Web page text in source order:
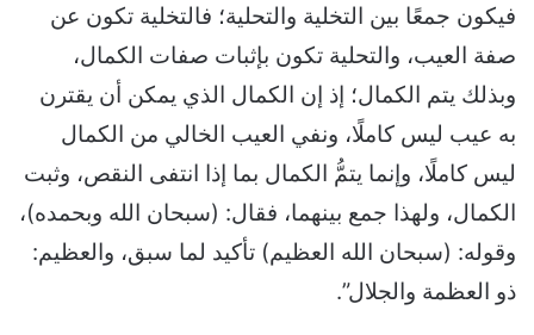
فيكون جمعًا بين التخلية والتحلية؛ فالتخلية تكون عن
صفة العيب، والتحلية تكون بإثبات صفات الكمال،
وبذلك يتم الكمال؛ إذ إن الكمال الذي يمكن أن يقترن
به عيب ليس كاملًا، ونفي العيب الخالي من الكمال
ليس كاملًا، وإنما يتمُّ الكمال بما إذا انتفى النقص، وثبت
الكمال، ولهذا جمع بينهما، فقال: (سبحان الله وبحمده)،
وقوله: (سبحان الله العظيم) تأكيد لما سبق، والعظيم:
ذو العظمة والجلال”.